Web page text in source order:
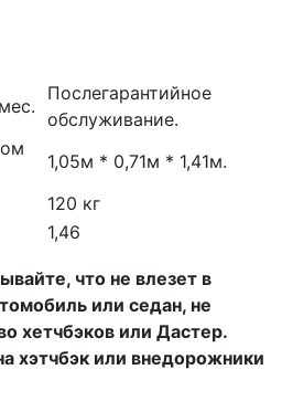
Послегарантийное
обслуживание.
1,05м * 0,71м * 1,41м.
120 кг
1,46
что не влезет в
или седан, не
хетчбэков или Дастер.
хэтчбэк или внедорожники